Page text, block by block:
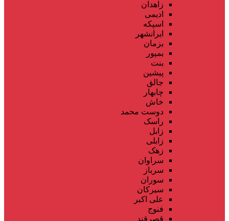
زاهدان
ادیمی
اسپکه
ایرانشهر
بزمان
بمپور
بنت
پیشین
جالق
چابهار
خاش
دوست محمد
راسک
زابل
زابلی
زهک
سراوان
سرباز
سوران
سیرکان
علی اکبر
فنوج
قصرقند